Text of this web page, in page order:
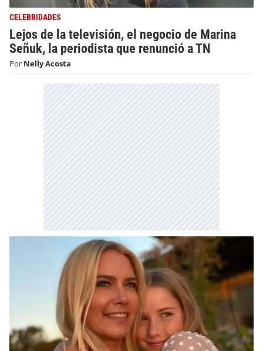
CELEBRIDADES
Lejos de la televisión, el negocio de Marina
Señuk, la periodista que renunció a TN
Por Nelly Acosta